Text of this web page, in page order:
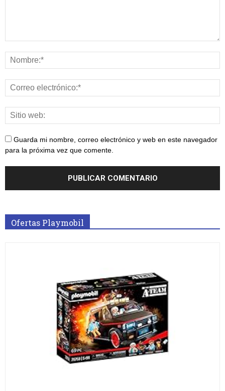
Guarda mi nombre, correo electrónico y web en este navegador
para la próxima vez que comente.
Ofertas Playmobil